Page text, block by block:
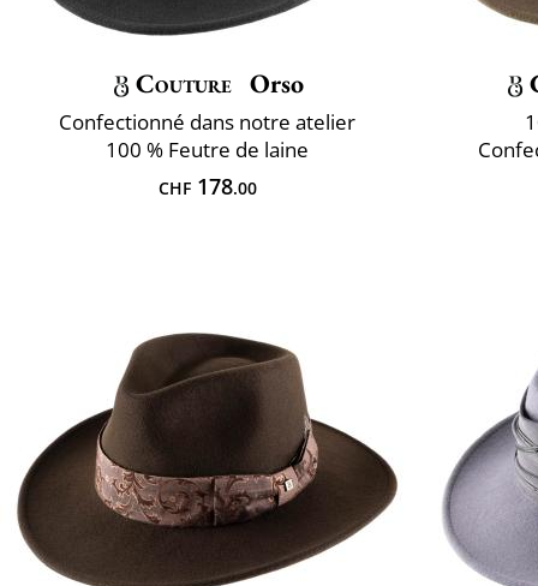
Couture Orso
Confectionné dans notre atelier
100 % Feutre de laine
CHF178.00